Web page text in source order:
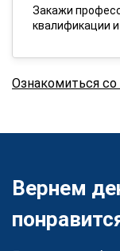
Закажи
квалификации и
Ознакомиться
Вернем